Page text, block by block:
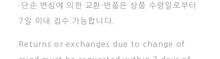
·단순 변심에 의한 교환·반품은 상품 수령일로부터
7일 이내 접수 가능합니다.
Returns or exchanges due to change of